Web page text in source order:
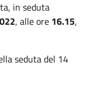
in seduta
, alle ore 16.15,
seduta del 14